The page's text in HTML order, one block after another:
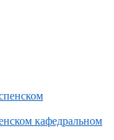
кафедральном